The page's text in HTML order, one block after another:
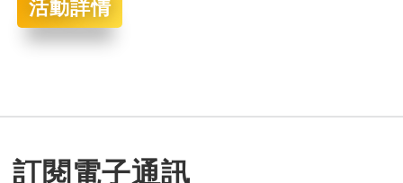
活動詳情
訂閱電子通訊